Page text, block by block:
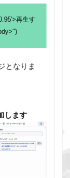
再生す
となりま
します